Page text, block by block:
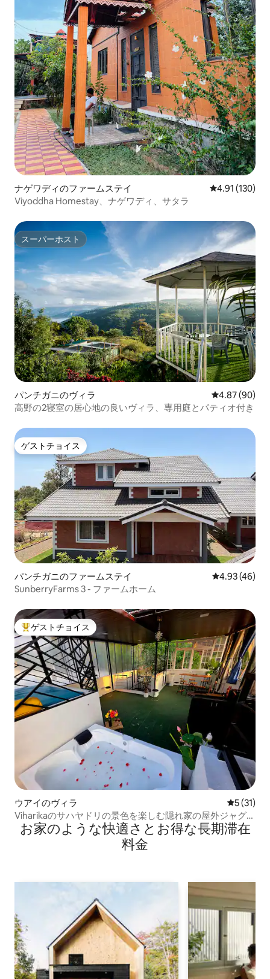
ナゲワディのファームステイ レビュー130
4.91 (130)
Viyoddha Homestay、ナゲワディ、サタラ
スーパーホスト
スーパーホスト
パンチガニのヴィラ レビュー90
4.87 (90)
高野の2寝室の居心地の良いヴィラ、専用庭とパティオ付き
ゲストチョイス
ゲストチョイス
パンチガニのファームステイ レビュー46
4.93 (46)
SunberryFarms 3 - ファームホーム
大好評のゲストチョイスです。
ゲストチョイス
ウアイのヴィラ レビュー
5 (31)
Viharikaのサハヤドリの景色を楽しむ隠れ家の屋外ジャグジ
ー
お家のような快⁠適⁠さ⁠とお⁠得⁠な長⁠期⁠滞⁠在
料⁠金